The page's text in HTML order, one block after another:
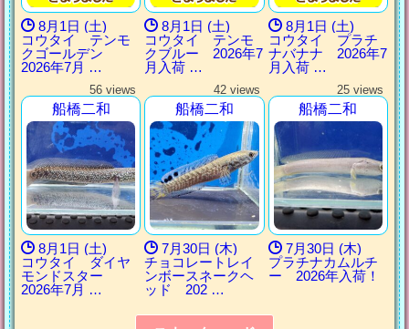
8月1日 (土)
コウタイ テンモ
クゴールデン
2026年7月 …
8月1日 (土)
コウタイ テンモ
クブルー 2026年7
月入荷 …
8月1日 (土)
コウタイ プラチ
ナバナナ 2026年7
月入荷 …
56 views
船橋二和
8月1日 (土)
コウタイ ダイヤ
モンドスター
2026年7月 …
42 views
船橋二和
7月30日 (木)
チョコレートレイ
ンボースネークヘ
ッド 202 …
25 views
船橋二和
7月30日 (木)
プラチナカムルチ
ー 2026年入荷！